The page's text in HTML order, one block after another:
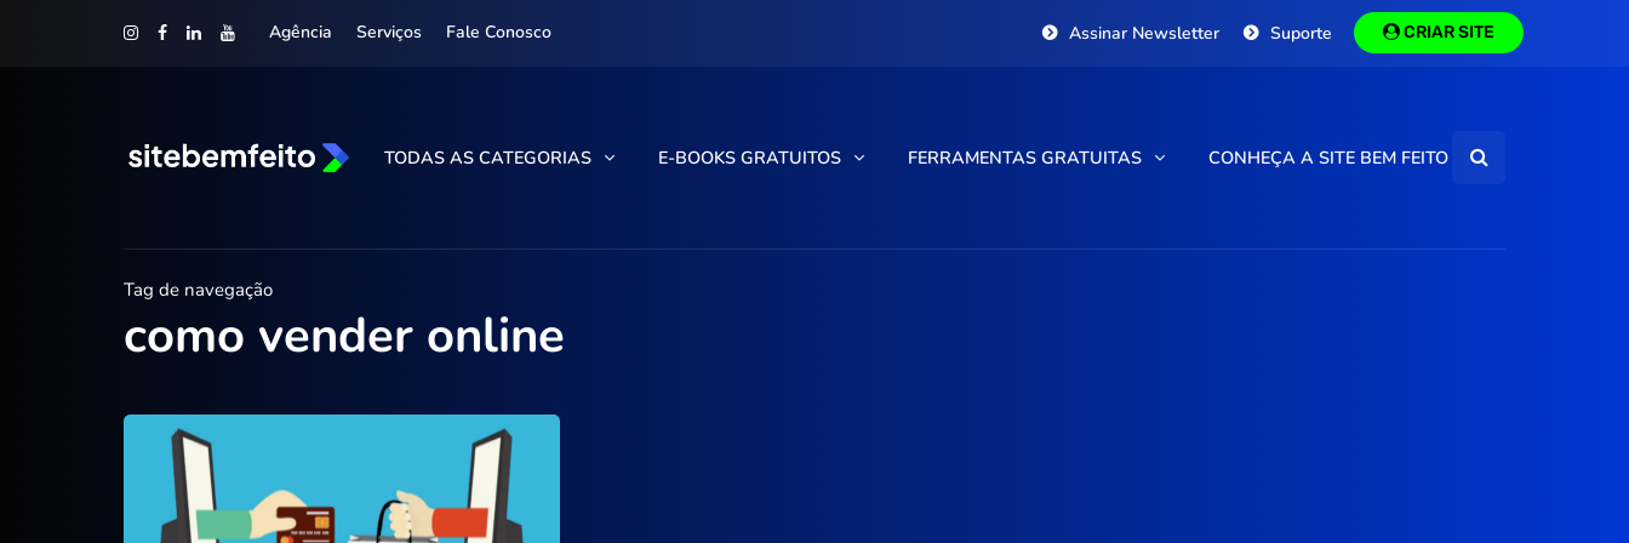
CRIAR SITE
Agência Serviços Fale Conosco Suporte
Assinar Newsletter
TODAS AS CATEGORIAS E-BOOKS GRATUITOS FERRAMENTAS GRATUITAS CONHEÇA A SITE BEM FEITO
Tag de navegação
como vender online